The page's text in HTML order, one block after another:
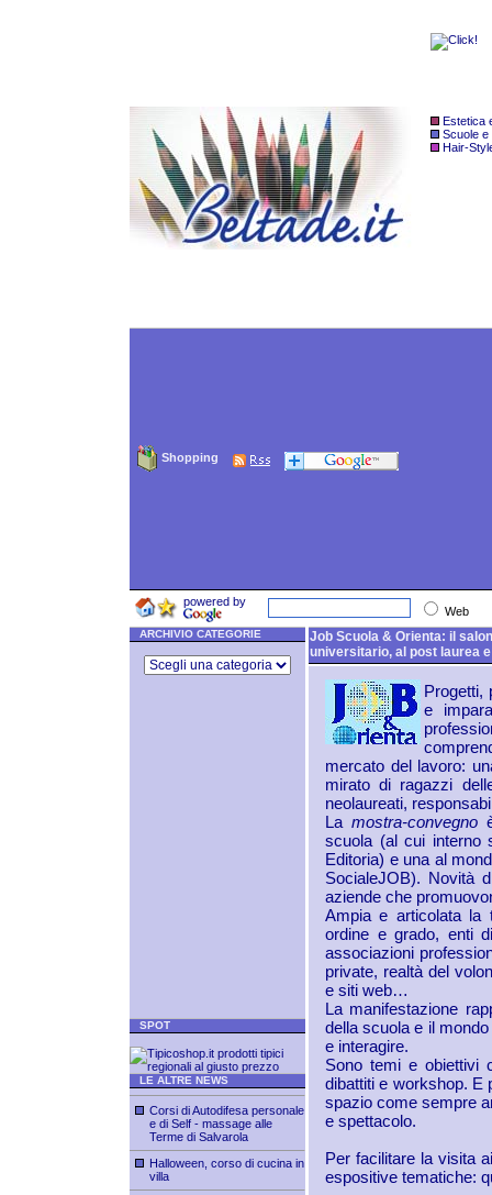
Estetica
Scuole e
Hair-
Shopping
powered by
Web
ARCHIVIO CATEGORIE
SPOT
LE ALTRE NEWS
Corsi di Autodifesa personale
e di Self - massage alle
Terme di Salvarola
Halloween, corso di cucina in
villa
Job Scuola & Orienta: il
universitario, al post laurea
Progetti,
e
mercato del lavoro:
mirato di ragazzi
neolaureati,
Lamostra-convegno
scuola (al cui interno
Editoria) e una al
SocialeJOB). Novità
aziende che
Ampia e articolata la
ordine e grado, enti
associazioni
private, realtà del
e siti web…
La manifestazione
della scuola e il
e interagire.
Sono temi e obiettivi
dibattiti e workshop. E
spazio come sempre
e spettacolo.
Per facilitare la visita
espositive tematiche: